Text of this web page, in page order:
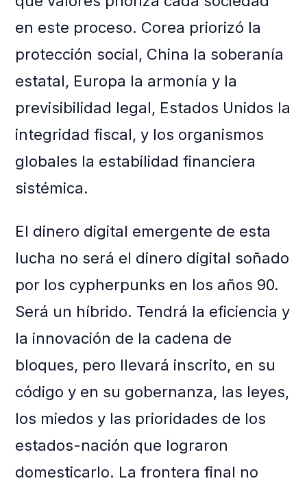
en este proceso. Corea priorizó la
protección social, China la soberanía
estatal, Europa la armonía y la
previsibilidad legal, Estados Unidos la
integridad fiscal, y los organismos
globales la estabilidad financiera
sistémica.
El dinero digital emergente de esta
lucha no será el dinero digital soñado
por los cypherpunks en los años 90.
Será un híbrido. Tendrá la eficiencia y
la innovación de la cadena de
bloques, pero llevará inscrito, en su
código y en su gobernanza, las leyes,
los miedos y las prioridades de los
estados-nación que lograron
domesticarlo. La frontera final no